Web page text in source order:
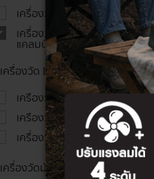
เครื่องวัดความต้านทานดิน
เครื่องวัดความต้านทานดินแบบ
แคลมป์
เครื่องวัด LOOP/PSC/RCD
เครืองวัด LOOP/PSC
เครืองวัด LOOP/PFC/PSC
เครื่องวัด RCD
เครื่องวัดมัลติฟังค์ชั่น